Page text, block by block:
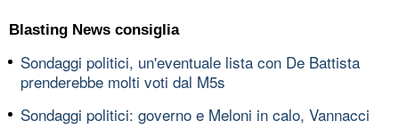
Blasting News consiglia
Sondaggi politici, un'eventuale lista con De Battista
prenderebbe molti voti dal M5s
Sondaggi politici: governo e Meloni in calo, Vannacci